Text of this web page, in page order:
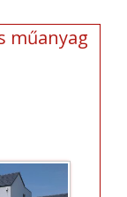
műanyag